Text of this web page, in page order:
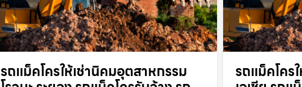
รถแม็คโครให้เช่านิคมอุตสาหกรรม รถแม็คโคร